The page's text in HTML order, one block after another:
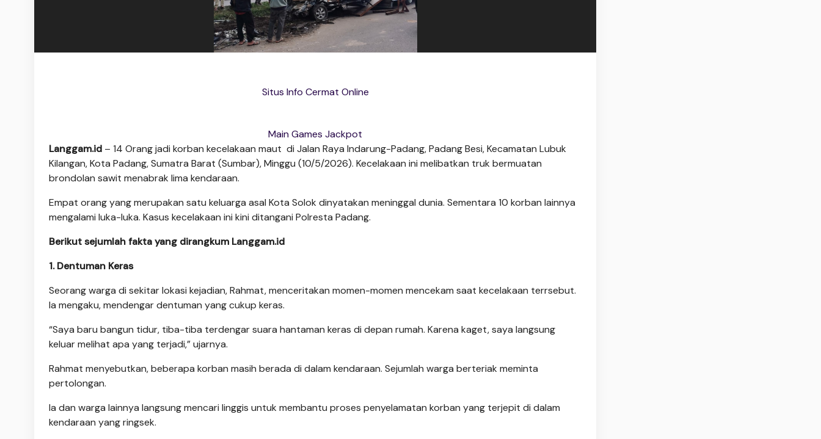
Situs Info Cermat Online
Main Games Jackpot
Langgam.id – 14 Orang jadi korban kecelakaan maut di Jalan Raya Indarung-Padang, Padang Besi, Kecamatan Lubuk
Kilangan, Kota Padang, Sumatra Barat (Sumbar), Minggu (10/5/2026). Kecelakaan ini melibatkan truk bermuatan
brondolan sawit menabrak lima kendaraan.
Empat orang yang merupakan satu keluarga asal Kota Solok dinyatakan meninggal dunia. Sementara 10 korban lainnya
mengalami luka-luka. Kasus kecelakaan ini kini ditangani Polresta Padang.
Berikut sejumlah fakta yang dirangkum Langgam.id
1. Dentuman Keras
Seorang warga di sekitar lokasi kejadian, Rahmat, menceritakan momen-momen mencekam saat kecelakaan terrsebut.
Ia mengaku, mendengar dentuman yang cukup keras.
“Saya baru bangun tidur, tiba-tiba terdengar suara hantaman keras di depan rumah. Karena kaget, saya langsung
keluar melihat apa yang terjadi,” ujarnya.
Rahmat menyebutkan, beberapa korban masih berada di dalam kendaraan. Sejumlah warga berteriak meminta
pertolongan.
Ia dan warga lainnya langsung mencari linggis untuk membantu proses penyelamatan korban yang terjepit di dalam
kendaraan yang ringsek.